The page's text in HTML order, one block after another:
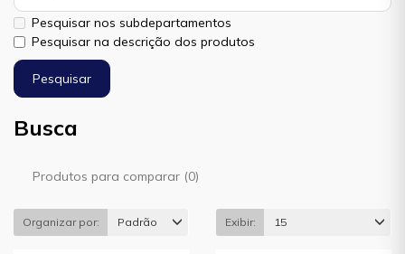
Pesquisar nos subdepartamentos
Pesquisar na descrição dos produtos
Busca
Produtos para comparar (0)
Organizar por: Padrão Exibir: 15